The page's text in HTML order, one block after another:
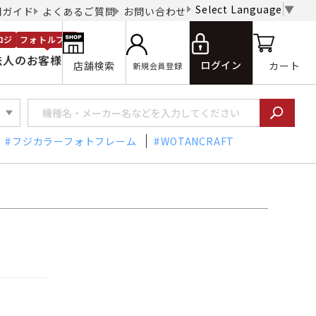
イド よくあるご質問 お問い合わせ Select Language ▼
のお客様
ジ フォトルプロ
店舗検索 新規会員登録 ログイン カート
フジカラーフォトフレーム WOTANCRAFT